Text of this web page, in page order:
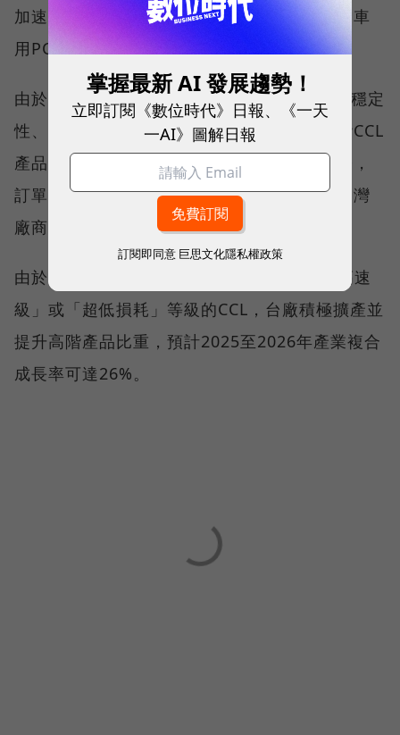
加速導入（自動駕駛、智慧座艙等）也將推動車
用PCB和CCL需求快速增長。
由於AI伺服器的技術門檻較高，對CCL材料的穩定
性、可靠性及散熱能力都有極高要求，而高階CCL
產品的驗證週期長達兩到三年，一旦通過驗證，
訂單往往就相當穩固。這對於深耕此領域的台灣
廠商來說，無疑是一大競爭優勢。
由於AI伺服器與高速通訊應用會使用「高頻高速
級」或「超低損耗」等級的CCL，台廠積極擴產並
提升高階產品比重，預計2025至2026年產業複合
成長率可達26%。
掌握最新 AI 發展趨勢！
立即訂閱《數位時代》日報、《一天
一AI》圖解日報
訂閱即同意 巨思文化隱私權政策